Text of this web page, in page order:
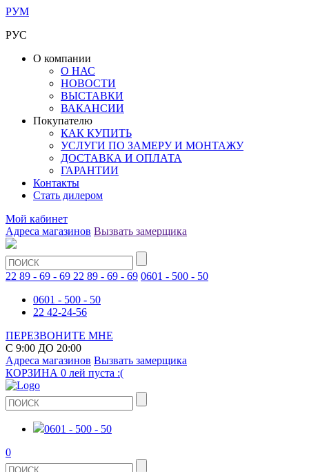
РУМ
РУС
О компании
О НАС
НОВОСТИ
ВЫСТАВКИ
ВАКАНСИИ
Покупателю
КАК КУПИТЬ
УСЛУГИ ПО ЗАМЕРУ И МОНТАЖУ
ДОСТАВКА И ОПЛАТА
ГАРАНТИИ
Контакты
Стать дилером
Мой кабинет
Адреса магазинов Вызвать замерщика
22 89 - 69 - 69 22 89 - 69 - 69 0601 - 500 - 50
0601 - 500 - 50
22 42-24-56
ПЕРЕЗВОНИТЕ МНЕ
С 9:00 ДО 20:00
Адреса магазинов Вызвать замерщика
КОРЗИНА 0 лей пуста :(
0601 - 500 - 50
0